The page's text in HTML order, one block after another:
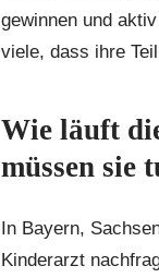
gewinnen und
viele, dass ihre
Wie läuft
müssen sie
In Bayern,
Kinderarzt